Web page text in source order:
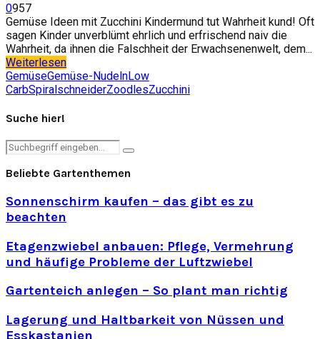
0957
Gemüse Ideen mit Zucchini Kindermund tut Wahrheit kund! Oft
sagen Kinder unverblümt ehrlich und erfrischend naiv die
Wahrheit, da ihnen die Falschheit der Erwachsenenwelt, dem...
Weiterlesen
GemüseGemüse-NudelnLow
CarbSpiralschneiderZoodlesZucchini
Suche hier!
Search
Search
Beliebte Gartenthemen
Sonnenschirm kaufen – das gibt es zu
beachten
Etagenzwiebel anbauen: Pflege, Vermehrung
und häufige Probleme der Luftzwiebel
Gartenteich anlegen – So plant man richtig
Lagerung und Haltbarkeit von Nüssen und
Esskastanien